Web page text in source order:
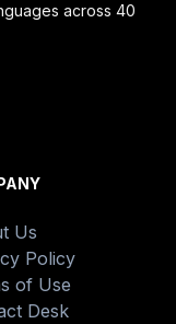
across 40
Us
Policy
of Use
Desk